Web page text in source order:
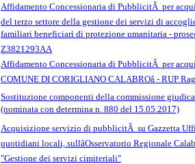
Affidamento Concessionaria di PubblicitÃ per
del terzo settore della gestione dei servizi di
familiari beneficiari di protezione umanitaria -
Z3821293AA
Affidamento Concessionaria di PubblicitÃ per
COMUNE DI CORIGLIANO CALABROâ - RUP
Sostituzione componenti della commissione
(nominata con determina n. 880 del 15.05.2017)
Acquisizione servizio di pubblicitÃ su Gazzetta
quotidiani locali, sullâOsservatorio Regionale
"Gestione dei servizi cimiteriali"